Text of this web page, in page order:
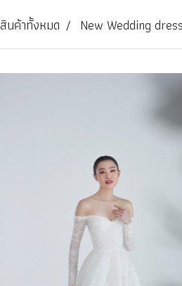
สินค้าทั้งหมด New Wedding dress